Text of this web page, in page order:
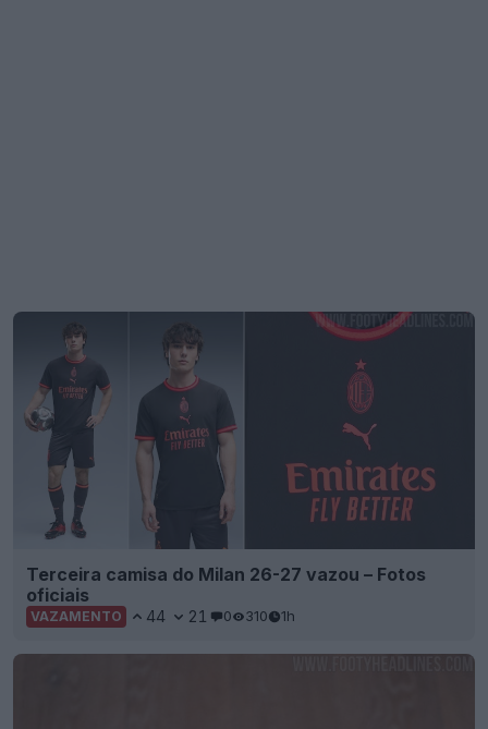
Terceira camisa do Milan 26-27 vazou – Fotos
oficiais
VAZAMENTO 44 21 0 310 1h